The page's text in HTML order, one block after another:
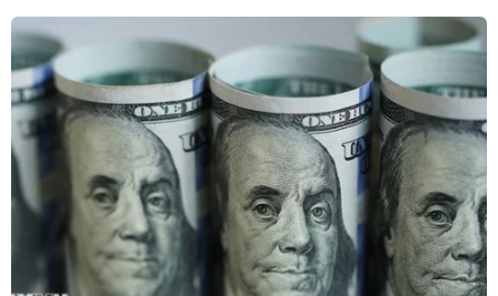
Thủ tướng Đức Olaf Scholz. (Ảnh: AFP/TTXVN)
Ngày 14/5, Thủ tướng Đức Olaf Scholz cho rằng
Hội nghị thượng đỉnh hòa bình Ukraine do Thụy
Sĩ đăng cai tổ chức trong tháng tới khó có thể
chấm dứt cuộc xung đột hiện nay.